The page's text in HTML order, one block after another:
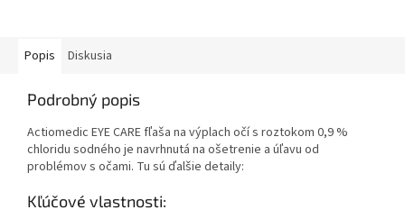
Popis Diskusia
Podrobný popis
Actiomedic EYE CARE fľaša na výplach očí s roztokom 0,9 %
chloridu sodného je navrhnutá na ošetrenie a úľavu od
problémov s očami. Tu sú ďalšie detaily:
Kľúčové vlastnosti: